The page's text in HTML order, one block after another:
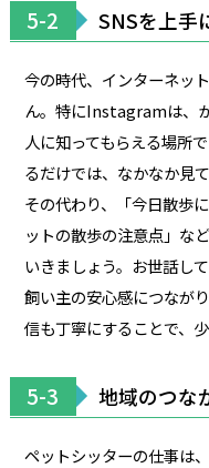
5-2 SNSを上手
今の時代、インターネッ
ん。特にInstagramは、
人に知ってもらえる場所
るだけでは、なかなか見
その代わり、「今日散歩
ットの散歩の注意点」な
いきましょう。お世話し
飼い主の安心感につなが
信も丁寧にすることで、
5-3 地域のつな
ペットシッターの仕事は